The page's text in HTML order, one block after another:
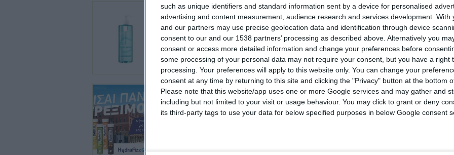
such as unique identifiers and standard information sent by a device for personalised
advertising and content measurement, audience research and services development. With
and our partners may use precise geolocation data and identification through device
consent to our and our 1538 partners’ processing as described above. Alternatively you
consent or access more detailed information and change your preferences before
some processing of your personal data may not require your consent, but you have a right
processing. Your preferences will apply to this website only. You can change your
consent at any time by returning to this site and clicking the "Privacy" button at the bottom
Please note that this website/app uses one or more Google services and may gather and
including but not limited to your visit or usage behaviour. You may click to grant or deny
its third-party tags to use your data for below specified purposes in below Google consent
29/7/2026 4:12:14 μμ
La Roche Posay: Νέα προϊόντα Effaclar Supramolecular
Ολοκληρωμένη ρουτίνα για το λιπαρό δέρμα: καθαρισμός & έλεγχος
λιπαρότητας
24/7/2026 10:23:43 πμ
HYDRAFIZZ: Μέγιστη ενυδάτωση για τους αθλητές της
καθημερινότητας